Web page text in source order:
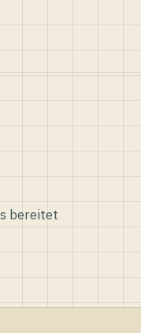
bereitet